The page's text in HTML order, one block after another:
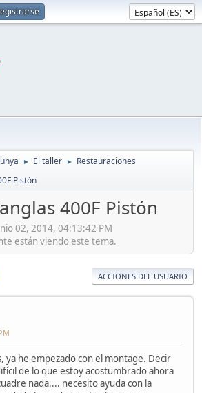
► El taller ► Restauraciones
Pistón
400F Pistón
02, 2014, 04:13:42 PM
están viendo este tema.
ACCIONES DEL USUARIO
ya he empezado con el montage. Decir
de lo que estoy acostumbrado ahora
nada.... necesito ayuda con la